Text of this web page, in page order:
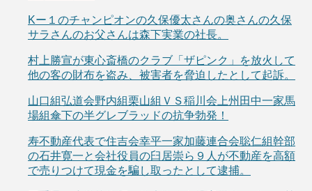
Kー１のチャンピオンの久保優太さんの奥さんの久保
サラさんのお父さんは森下実業の社長。
村上勝宣が東心斎橋のクラブ「ザピンク」を放火して
他の客の財布を盗み、被害者を脅迫したとして起訴。
山口組弘道会野内組栗山組ＶＳ稲川会上州田中一家馬
場組傘下の半グレブラッドの抗争勃発！
寿不動産代表で住吉会幸平一家加藤連合会聡仁組幹部
の石井寛一と会社役員の臼居崇ら９人が不動産を高額
で売りつけて現金を騙し取ったとして逮捕。